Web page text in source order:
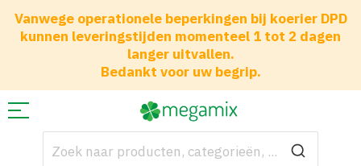
Vanwege operationele beperkingen bij koerier DPD
kunnen leveringstijden momenteel 1 tot 2 dagen
langer uitvallen.
Bedankt voor uw begrip.